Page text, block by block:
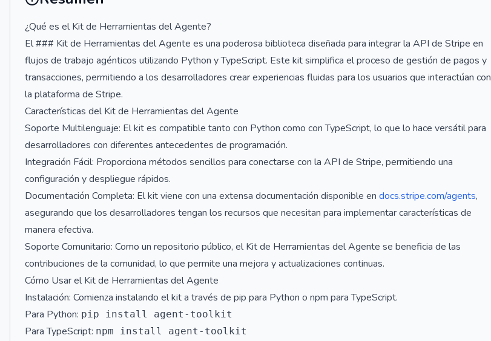
¿Qué es el Kit de Herramientas del Agente?
El ### Kit de Herramientas del Agente es una poderosa biblioteca diseñada para integrar la API de Stripe en
flujos de trabajo agénticos utilizando Python y TypeScript. Este kit simplifica el proceso de gestión de pagos y
transacciones, permitiendo a los desarrolladores crear experiencias fluidas para los usuarios que interactúan con
la plataforma de Stripe.
Características del Kit de Herramientas del Agente
Soporte Multilenguaje: El kit es compatible tanto con Python como con TypeScript, lo que lo hace versátil para
desarrolladores con diferentes antecedentes de programación.
Integración Fácil: Proporciona métodos sencillos para conectarse con la API de Stripe, permitiendo una
configuración y despliegue rápidos.
Documentación Completa: El kit viene con una extensa documentación disponible en docs.stripe.com/agents,
asegurando que los desarrolladores tengan los recursos que necesitan para implementar características de
manera efectiva.
Soporte Comunitario: Como un repositorio público, el Kit de Herramientas del Agente se beneficia de las
contribuciones de la comunidad, lo que permite una mejora y actualizaciones continuas.
Cómo Usar el Kit de Herramientas del Agente
Instalación: Comienza instalando el kit a través de pip para Python o npm para TypeScript.
Para Python: pip install agent-toolkit
Para TypeScript: npm install agent-toolkit